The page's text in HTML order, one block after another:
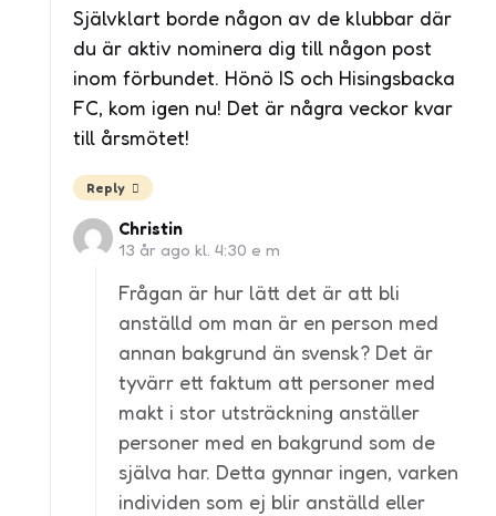
Självklart borde någon av de klubbar där
du är aktiv nominera dig till någon post
inom förbundet. Hönö IS och Hisingsbacka
FC, kom igen nu! Det är några veckor kvar
till årsmötet!
Reply
Christin
13 år ago kl. 4:30 e m
Frågan är hur lätt det är att bli
anställd om man är en person med
annan bakgrund än svensk? Det är
tyvärr ett faktum att personer med
makt i stor utsträckning anställer
personer med en bakgrund som de
själva har. Detta gynnar ingen, varken
individen som ej blir anställd eller